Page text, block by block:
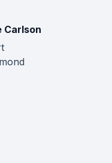
Carlson